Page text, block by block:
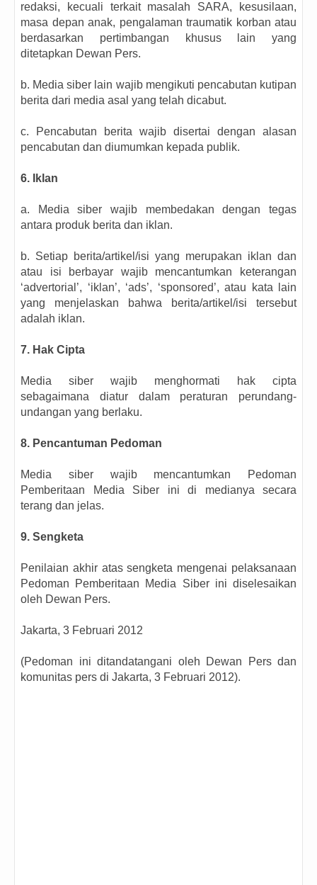
redaksi, kecuali terkait masalah SARA, kesusilaan,
masa depan anak, pengalaman traumatik korban atau
berdasarkan pertimbangan khusus lain yang
ditetapkan Dewan Pers.
b. Media siber lain wajib mengikuti pencabutan kutipan
berita dari media asal yang telah dicabut.
c. Pencabutan berita wajib disertai dengan alasan
pencabutan dan diumumkan kepada publik.
6. Iklan
a. Media siber wajib membedakan dengan tegas
antara produk berita dan iklan.
b. Setiap berita/artikel/isi yang merupakan iklan dan
atau isi berbayar wajib mencantumkan keterangan
‘advertorial’, ‘iklan’, ‘ads’, ‘sponsored’, atau kata lain
yang menjelaskan bahwa berita/artikel/isi tersebut
adalah iklan.
7. Hak Cipta
Media siber wajib menghormati hak cipta
sebagaimana diatur dalam peraturan perundang-
undangan yang berlaku.
8. Pencantuman Pedoman
Media siber wajib mencantumkan Pedoman
Pemberitaan Media Siber ini di medianya secara
terang dan jelas.
9. Sengketa
Penilaian akhir atas sengketa mengenai pelaksanaan
Pedoman Pemberitaan Media Siber ini diselesaikan
oleh Dewan Pers.
Jakarta, 3 Februari 2012
(Pedoman ini ditandatangani oleh Dewan Pers dan
komunitas pers di Jakarta, 3 Februari 2012).